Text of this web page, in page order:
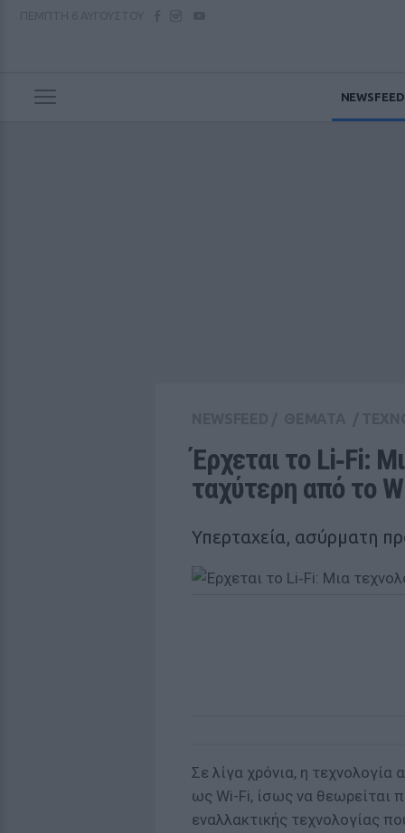
NEWSFEED
Έρχεται το Li‑Fi:
ταχύτερη από το
Υπερταχεία, ασύρματη
Σε λίγα χρόνια, η
ως Wi-Fi, ίσως να θεωρείται
εναλλακτικής τεχνολογίας